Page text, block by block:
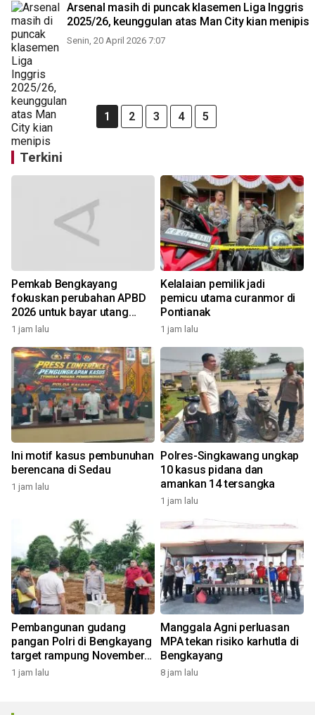
Arsenal masih di puncak klasemen Liga Inggris
2025/26, keunggulan atas Man City kian menipis
Senin, 20 April 2026 7:07
1 2 3 4 5
Terkini
Pemkab Bengkayang
fokuskan perubahan APBD
2026 untuk bayar utang
Rp10,48 miliar
1 jam lalu
Kelalaian pemilik jadi
pemicu utama curanmor di
Pontianak
1 jam lalu
Ini motif kasus pembunuhan
berencana di Sedau
1 jam lalu
Polres-Singkawang ungkap
10 kasus pidana dan
amankan 14 tersangka
1 jam lalu
Pembangunan gudang
pangan Polri di Bengkayang
target rampung November
2026
1 jam lalu
Manggala Agni perluasan
MPA tekan risiko karhutla di
Bengkayang
8 jam lalu